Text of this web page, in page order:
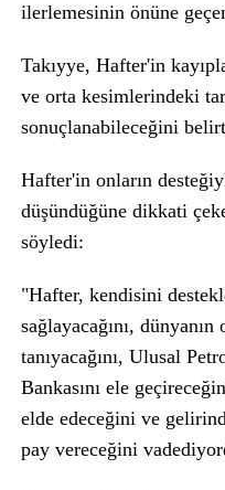
ilerlemesinin önüne
Takıyye, Hafter'in
ve orta kesimlerindeki
sonuçlanabileceğini
Hafter'in onların
düşündüğüne dikkati
söyledi:
"Hafter, kendisini
sağlayacağını,
tanıyacağını, Ulusal
Bankasını ele
elde edeceğini ve
pay vereceğini